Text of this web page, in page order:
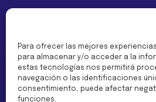
Para ofrecer las mejores
para almacenar y/o acceder a la
estas tecnologías nos permitirá
navegación o las identificaciones
consentimiento, puede afectar
funciones.
Financiado por la